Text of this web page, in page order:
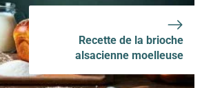
Recette de la brioche
alsacienne moelleuse